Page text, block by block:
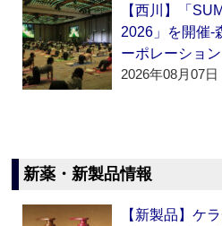
【西川】「
2026」を開催‐
ーポレーショ
2026年08月07日
新薬・新製品情報
【新製品】ケ